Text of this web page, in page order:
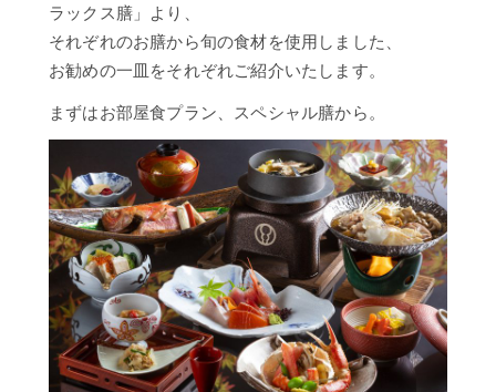
ン
シ
ョ
プ
史
よ
く
あ
る
ご
問
ラックス膳」より、
それぞれのお膳から旬の食材を使用しました、
お勧めの一皿をそれぞれご紹介いたします。
まずはお部屋食プラン、スペシャル膳から。